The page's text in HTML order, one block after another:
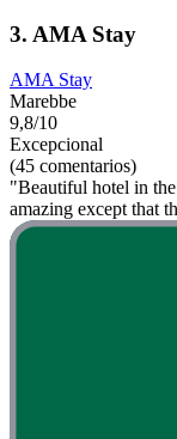
3. AMA Stay
AMA Stay
Marebbe
9,8/10
Excepcional
(45 comentarios)
"Beautiful hotel in
amazing except that